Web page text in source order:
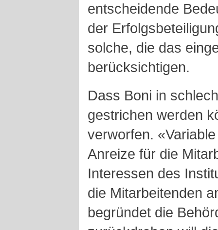
entscheidende
der
solche, die das
berücksichtigen.
Dass Boni in
gestrichen werden
verworfen.
Anreize für die
Interessen des
die Mitarbeitenden
begründet die